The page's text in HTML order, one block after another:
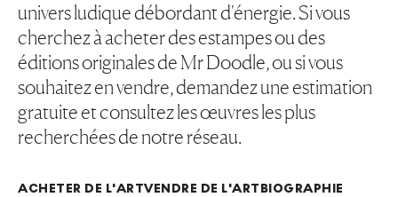
univers ludique débordant d'énergie. Si vous
cherchez à acheter des estampes ou des
éditions originales de Mr Doodle, ou si vous
souhaitez en vendre, demandez une estimation
gratuite et consultez les œuvres les plus
recherchées de notre réseau.
ACHETER DE L'ARTVENDRE DE L'ARTBIOGRAPHIE